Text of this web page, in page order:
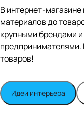
n
e
В интернет-
материалов до
крупными брендами
предпринимателями.
товаров!
Идеи интерьера